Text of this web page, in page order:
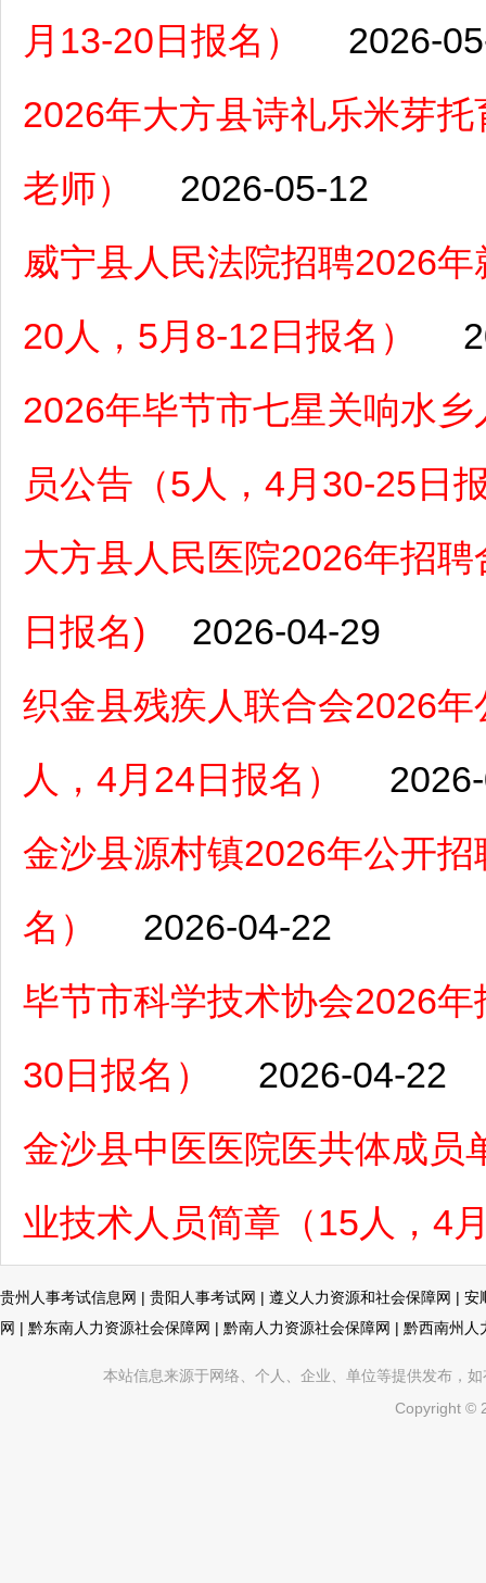
月13-20日报名）
2026-
2026年大方县诗礼乐米芽
老师）
2026-05-12
威宁县人民法院招聘2026
20人，5月8-12日报名）
2026年毕节市七星关响水
员公告（5人，4月30-25日
大方县人民医院2026年招
日报名)
2026-04-29
织金县残疾人联合会2026
人，4月24日报名）
金沙县源村镇2026年公开
名）
2026-04-22
毕节市科学技术协会2026
30日报名）
2026-04-22
金沙县中医医院医共体成员
业技术人员简章（15人，4
贵州人事考试信息网 | 贵阳人事考试网 | 遵义人力资源和社会保障网 | 安
网 | 黔东南人力资源社会保障网 | 黔南人力资源社会保障网 | 黔西南州人
本站信息来源于网络、个人、企业、单位等提供发布，
Copyright ©